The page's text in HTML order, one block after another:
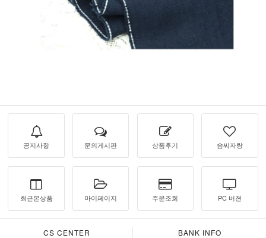
공지사항 문의게시판 상품후기 솜씨자랑
최근본상품 마이페이지 주문조회 PC 버젼
CS CENTER BANK INFO